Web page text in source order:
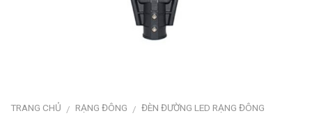
TRANG CHỦ / RẠNG ĐÔNG / ĐÈN ĐƯỜNG LED RẠNG ĐÔNG